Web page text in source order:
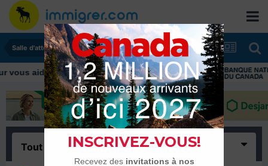
Salle d'attente - échanges de dates
aider tout au long de votre transition
Tout